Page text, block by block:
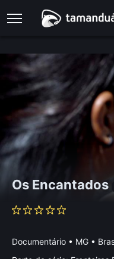
Os Encantados
Documentário • MG •